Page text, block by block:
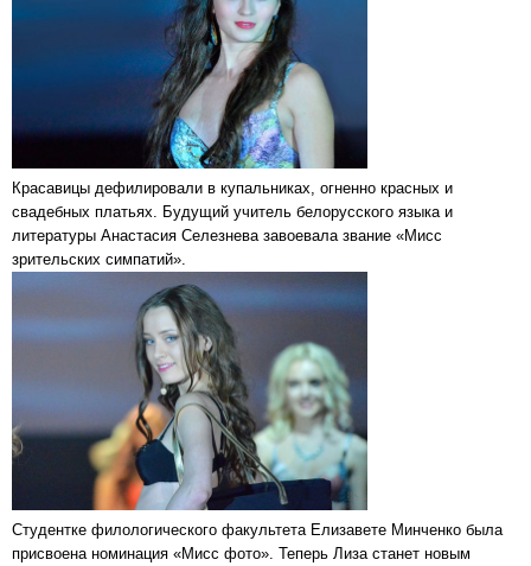
Красавицы дефилировали в купальниках, огненно красных и
свадебных платьях. Будущий учитель белорусского языка и
литературы Анастасия Селезнева завоевала звание «Мисс
зрительских симпатий».
Студентке филологического факультета Елизавете Минченко была
присвоена номинация «Мисс фото». Теперь Лиза станет новым